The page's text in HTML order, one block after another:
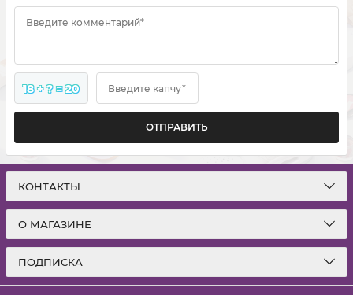
Введите комментарий*
18 + ? = 20 Введите капчу*
ОТПРАВИТЬ
КОНТАКТЫ
О МАГАЗИНЕ
ПОДПИСКА